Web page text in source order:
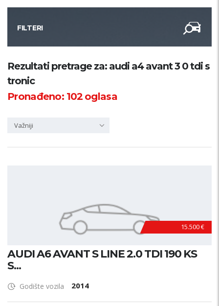
FILTERI
Kategorija
Županija
Rezultati pretrage za: audi a4 avant 3 0 tdi s
tronic
Pronađeno: 102oglasa
Važniji
15.500 €
AUDI A6 AVANT S LINE 2.0 TDI 190 KS
S...
Godište vozila 2014